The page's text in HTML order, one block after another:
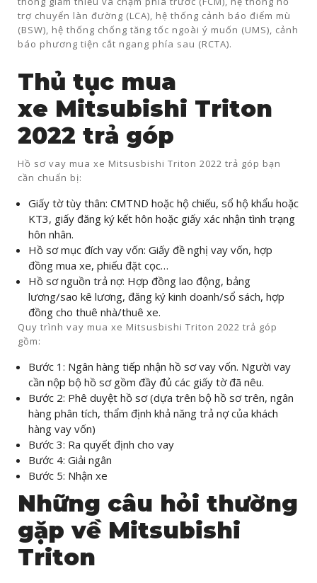
trợ chuyển làn đường (LCA), hệ thống cảnh báo điểm mù
(BSW), hệ thống chống tăng tốc ngoài ý muốn (UMS), cảnh
báo phương tiện cắt ngang phía sau (RCTA).
Thủ tục mua
xe Mitsubishi Triton
2022 trả góp
Hồ sơ vay mua xe Mitsusbishi Triton 2022 trả góp bạn
cần chuẩn bị:
Giấy tờ tùy thân: CMTND hoặc hộ chiếu, sổ hộ khẩu hoặc
KT3, giấy đăng ký kết hôn hoặc giấy xác nhận tình trạng
hôn nhân.
Hồ sơ mục đích vay vốn: Giấy đề nghị vay vốn, hợp
đồng mua xe, phiếu đặt cọc…
Hồ sơ nguồn trả nợ: Hợp đồng lao động, bảng
lương/sao kê lương, đăng ký kinh doanh/sổ sách, hợp
đồng cho thuê nhà/thuê xe.
Quy trình vay mua xe Mitsusbishi Triton 2022 trả góp
gồm:
Bước 1: Ngân hàng tiếp nhận hồ sơ vay vốn. Người vay
cần nộp bộ hồ sơ gồm đầy đủ các giấy tờ đã nêu.
Bước 2: Phê duyệt hồ sơ (dựa trên bộ hồ sơ trên, ngân
hàng phân tích, thẩm định khả năng trả nợ của khách
hàng vay vốn)
Bước 3: Ra quyết định cho vay
Bước 4: Giải ngân
Bước 5: Nhận xe
Những câu hỏi thường
gặp về Mitsubishi
Triton